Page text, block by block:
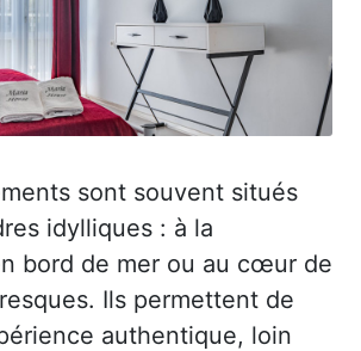
sont souvent situés
idylliques : à la
bord de mer ou au cœur de
Ils permettent de
authentique, loin